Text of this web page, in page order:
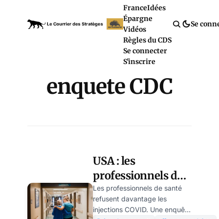
FranceIdées
Épargne
Vidéos
Règles du CDS
Se connecter
S'inscrire
Se
enquete CDC
USA : les
professionnels de
santé refusent le
vaccin COVID
Les professionnels de santé
refusent davantage les
injections COVID. Une enquête